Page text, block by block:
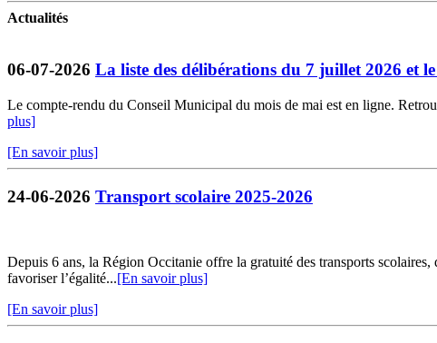
Actualités
06-07-2026 La liste des délibérations du 7 juillet 2026 et
Le compte-rendu du Conseil Municipal du mois de mai est en ligne.
plus]
[En savoir plus]
24-06-2026 Transport scolaire 2025-2026
Depuis 6 ans, la Région Occitanie offre la gratuité des transports
favoriser l’égalité...[En savoir plus]
[En savoir plus]